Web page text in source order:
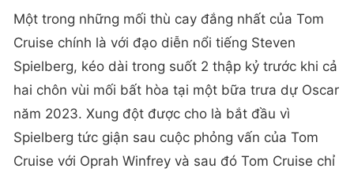
Một trong những mối thù cay đắng nhất của Tom
Cruise chính là với đạo diễn nổi tiếng Steven
Spielberg, kéo dài trong suốt 2 thập kỷ trước khi cả
hai chôn vùi mối bất hòa tại một bữa trưa dự Oscar
năm 2023. Xung đột được cho là bắt đầu vì
Spielberg tức giận sau cuộc phỏng vấn của Tom
Cruise với Oprah Winfrey và sau đó Tom Cruise chỉ